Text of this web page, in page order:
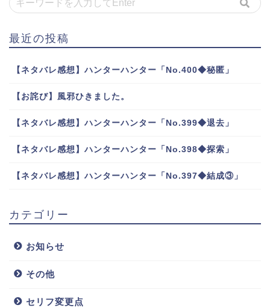
最近の投稿
【ネタバレ感想】ハンターハンター「No.400◆秘匿」
【お詫び】風邪ひきました。
【ネタバレ感想】ハンターハンター「No.399◆退去」
【ネタバレ感想】ハンターハンター「No.398◆探索」
【ネタバレ感想】ハンターハンター「No.397◆結成③」
カテゴリー
お知らせ
その他
セリフ変更点